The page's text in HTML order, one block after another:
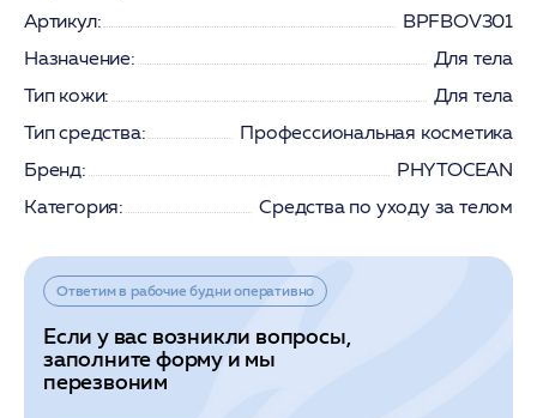
Артикул:
BPFBOV301
Назначение:
Для тела
Тип кожи:
Для тела
Тип средства:
Профессиональная косметика
Бренд:
PHYTOCEAN
Категория:
Средства по уходу за телом
Ответим в рабочие будни оперативно
Если у вас возникли вопросы,
заполните форму и мы
перезвоним